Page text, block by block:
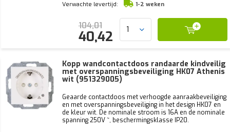
Verwachte levertijd:
1-2 weken
104,01
40,42
Kopp wandcontactdoos randaarde kindveilig
met overspanningsbeveiliging HK07 Athenis
wit (951329005)
Geaarde contactdoos met verhoogde aanraakbeveiliging
en met overspanningsbeveiliging in het design HK07 en
de kleur wit. De nominale stroom is 16A en de nominale
spanning 250V ~, beschermingsklasse IP20.